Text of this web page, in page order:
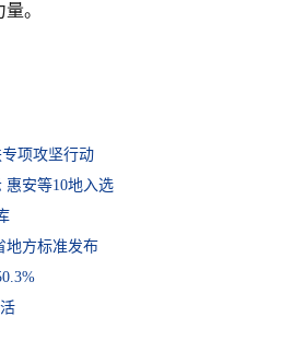
。
项攻坚行动
惠安等10地入选
地方标准发布